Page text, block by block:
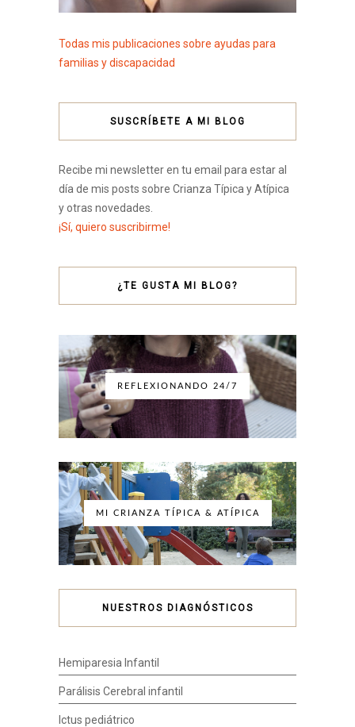
Todas mis publicaciones sobre ayudas para
familias y discapacidad
SUSCRÍBETE A MI BLOG
Recibe mi newsletter en tu email para estar al
día de mis posts sobre Crianza Típica y Atípica
y otras novedades.
¡Sí, quiero suscribirme!
¿TE GUSTA MI BLOG?
REFLEXIONANDO 24/7
MI CRIANZA TÍPICA & ATÍPICA
NUESTROS DIAGNÓSTICOS
Hemiparesia Infantil
Parálisis Cerebral infantil
Ictus pediátrico